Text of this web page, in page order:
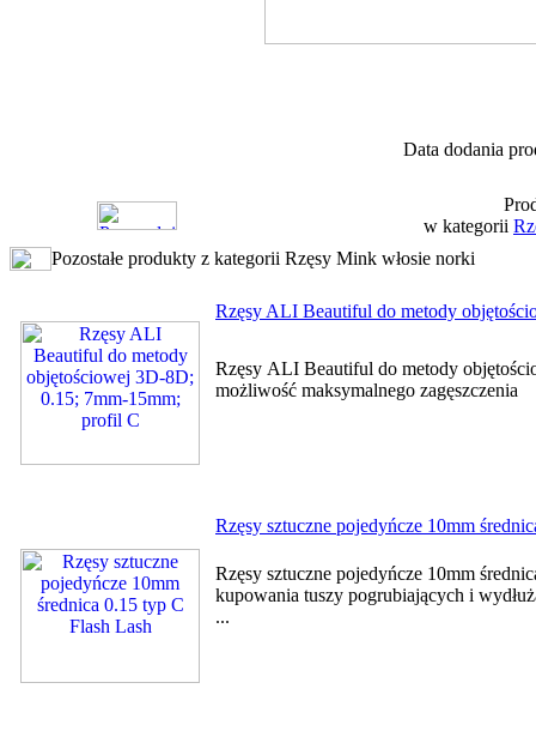
Data dodania
w kategorii
Pozostałe produkty z kategorii Rzęsy Mink włosie norki
Rzęsy ALI Beautiful do metody
Rzęsy ALI Beautiful do metody
możliwość maksymalnego
Rzęsy sztuczne pojedyńcze 10mm
Rzęsy sztuczne pojedyńcze 10mm
kupowania tuszy pogrubiających i
...